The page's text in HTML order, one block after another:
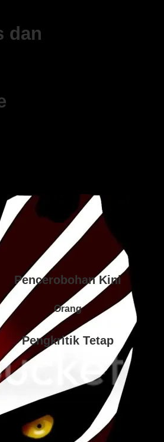
dan
kewangan bakal
Pencerobohan Kini
Orang
Pengkritik Tetap